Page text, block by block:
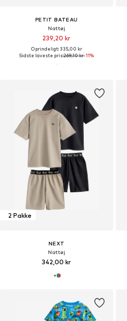
PETIT BATEAU
Nattøj
239,20 kr
Oprindeligt: 335,00 kr
Sidste laveste pris:269,10 kr-11%
2 Pakke
NEXT
Nattøj
342,00 kr